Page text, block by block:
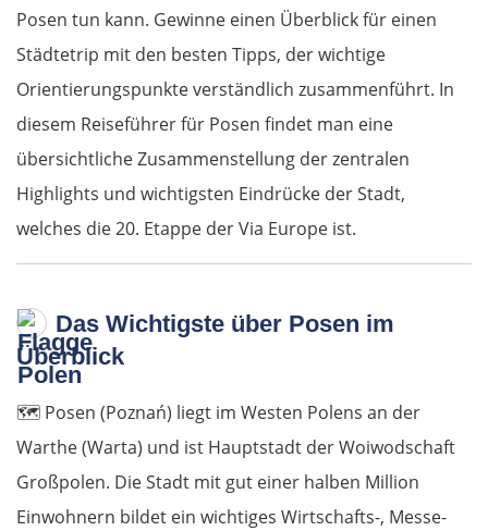
Posen tun kann. Gewinne einen Überblick für einen
Städtetrip mit den besten Tipps, der wichtige
Orientierungspunkte verständlich zusammenführt. In
diesem Reiseführer für Posen findet man eine
übersichtliche Zusammenstellung der zentralen
Highlights und wichtigsten Eindrücke der Stadt,
welches die 20. Etappe der Via Europe ist.
Das Wichtigste über Posen im
Überblick
🗺️ Posen (Poznań) liegt im Westen Polens an der
Warthe (Warta) und ist Hauptstadt der Woiwodschaft
Großpolen. Die Stadt mit gut einer halben Million
Einwohnern bildet ein wichtiges Wirtschafts-, Messe-